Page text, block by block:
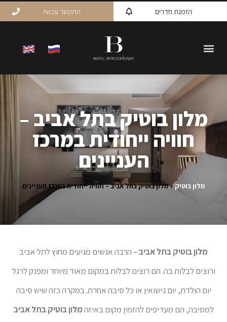
הזמנת חדרים התקשר עכשיו
מלון בוטיק בתל אביב –
חוויה ייחודית במרכז
העניינים
מלון בוטיק»מלון בוטיק בתל אביב – חוויה ייחודית במרכז העניינים
מלון בוטיק בתל אביב– הרבה אנשים מגיעים מחוץ לתל אביב
ורוצים לבלות בה. הם רוצים לבלות במקום מאוד מיוחד ומפנק לרגל
יום הולדת, יום נישואין או כל סיבה אחרת. במקרה כזה שיש סיבה
למסיבה, הם מעדיפים להזמין מקום באיזהמלון בוטיק בתל אביב